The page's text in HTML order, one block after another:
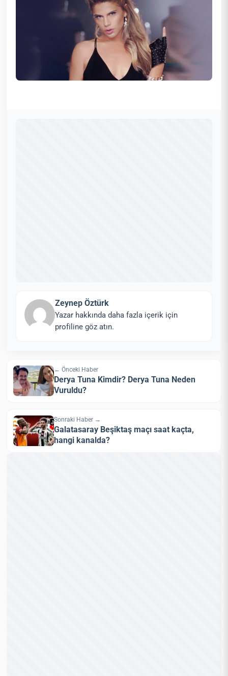
Zeynep Öztürk
Yazar hakkında daha fazla içerik için
profiline göz atın.
← Önceki Haber
Derya Tuna Kimdir? Derya Tuna Neden
Vuruldu?
Sonraki Haber →
Galatasaray Beşiktaş maçı saat kaçta,
hangi kanalda?